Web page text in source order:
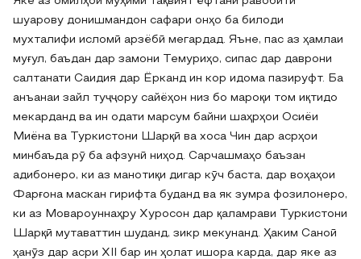
шуарову донишмандон сафари онҳо ба билоди
мухталифи исломӣ арзёбӣ мегардад. Яъне, пас аз ҳамлаи
муғул, баъдан дар замони Темуриҳо, сипас дар даврони
салтанати Саидия дар Ёрканд ин кор идома пазируфт. Ба
анъанаи зайл туҷҷору сайёҳон низ бо мароқи том иқтидо
мекарданд ва ин одати марсум байни шаҳрҳои Осиёи
Миёна ва Туркистони Шарқӣ ва хоса Чин дар асрҳои
минбаъда рӯ ба афзунӣ ниҳод. Сарчашмаҳо баъзан
адибонеро, ки аз манотиқи дигар кӯч баста, дар воҳаҳои
Фарғона маскан гирифта буданд ва як зумра фозилонеро,
ки аз Мовароуннаҳру Хуросон дар қаламрави Туркистони
Шарқӣ мутаваттин шуданд, зикр мекунанд. Ҳаким Саноӣ
ҳанӯз дар асри ХII бар ин ҳолат ишора карда, дар яке аз